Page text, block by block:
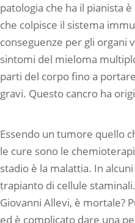
patologia che ha il pianista
che colpisce il sistema
conseguenze per gli organi
sintomi del mieloma
parti del corpo fino a
gravi. Questo cancro ha
Essendo un tumore quello
le cure sono le
stadio è la malattia. In
trapianto di cellule
Giovanni Allevi, è mortale?
ed è complicato dare una